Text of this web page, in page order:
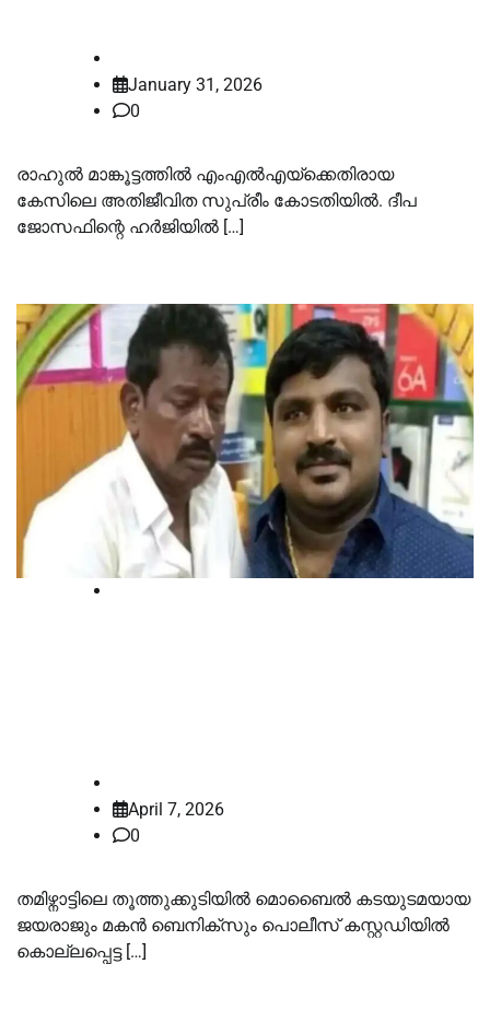
January 31, 2026
0
രാഹുല്‍ മാങ്കൂട്ടത്തില്‍ എംഎല്‍എയ്ക്കെതിരായ
കേസിലെ അതിജീവിത സുപ്രീം കോടതിയില്‍. ദീപ
ജോസഫിന്റെ ഹർജിയില്‍ […]
April 7, 2026
0
തമിഴ്നാട്ടിലെ തൂത്തുക്കുടിയില്‍ മൊബൈല്‍ കടയുടമയായ
ജയരാജും മകൻ ബെനിക്സും പൊലീസ് കസ്റ്റഡിയില്‍
കൊല്ലപ്പെട്ട […]